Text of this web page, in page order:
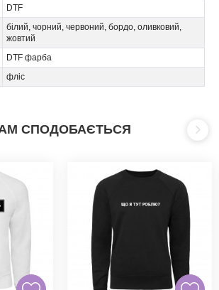
DTF
білий, чорний, червоний, бордо, оливковий,
жовтий
DTF фарба
фліс
СПОДОБАЄТЬСЯ